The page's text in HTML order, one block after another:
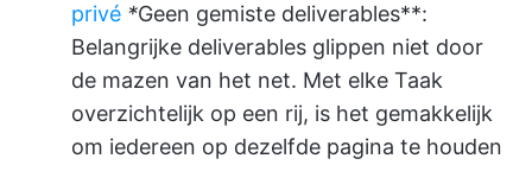
privé *Geen gemiste deliverables**:
Belangrijke deliverables glippen niet door
de mazen van het net. Met elke Taak
overzichtelijk op een rij, is het gemakkelijk
om iedereen op dezelfde pagina te houden